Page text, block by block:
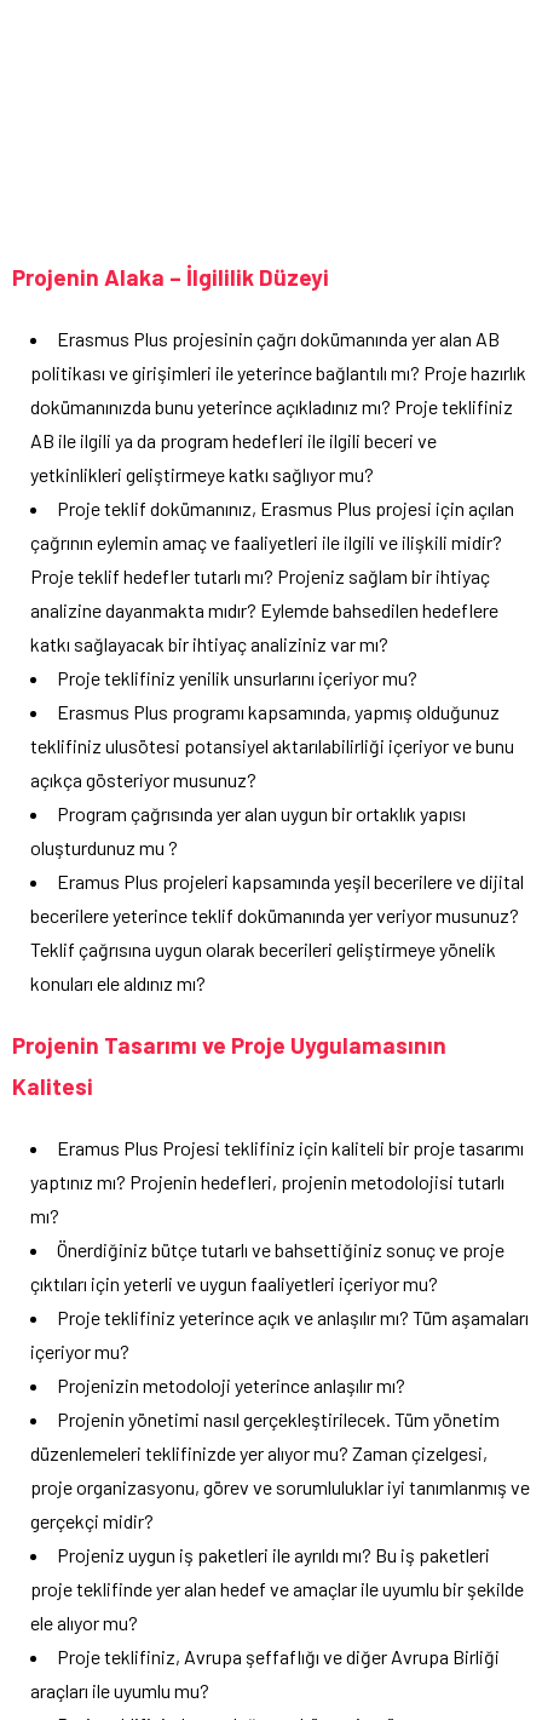
Projenin Alaka – İlgililik Düzeyi
Erasmus Plus projesinin çağrı dokümanında yer alan AB
politikası ve girişimleri ile yeterince bağlantılı mı? Proje hazırlık
dokümanınızda bunu yeterince açıkladınız mı? Proje teklifiniz
AB ile ilgili ya da program hedefleri ile ilgili beceri ve
yetkinlikleri geliştirmeye katkı sağlıyor mu?
Proje teklif dokümanınız, Erasmus Plus projesi için açılan
çağrının eylemin amaç ve faaliyetleri ile ilgili ve ilişkili midir?
Proje teklif hedefler tutarlı mı? Projeniz sağlam bir ihtiyaç
analizine dayanmakta mıdır? Eylemde bahsedilen hedeflere
katkı sağlayacak bir ihtiyaç analiziniz var mı?
Proje teklifiniz yenilik unsurlarını içeriyor mu?
Erasmus Plus programı kapsamında, yapmış olduğunuz
teklifiniz ulusötesi potansiyel aktarılabilirliği içeriyor ve bunu
açıkça gösteriyor musunuz?
Program çağrısında yer alan uygun bir ortaklık yapısı
oluşturdunuz mu ?
Eramus Plus projeleri kapsamında yeşil becerilere ve dijital
becerilere yeterince teklif dokümanında yer veriyor musunuz?
Teklif çağrısına uygun olarak becerileri geliştirmeye yönelik
konuları ele aldınız mı?
Projenin Tasarımı ve Proje Uygulamasının
Kalitesi
Eramus Plus Projesi teklifiniz için kaliteli bir proje tasarımı
yaptınız mı? Projenin hedefleri, projenin metodolojisi tutarlı
mı?
Önerdiğiniz bütçe tutarlı ve bahsettiğiniz sonuç ve proje
çıktıları için yeterli ve uygun faaliyetleri içeriyor mu?
Proje teklifiniz yeterince açık ve anlaşılır mı? Tüm aşamaları
içeriyor mu?
Projenizin metodoloji yeterince anlaşılır mı?
Projenin yönetimi nasıl gerçekleştirilecek. Tüm yönetim
düzenlemeleri teklifinizde yer alıyor mu? Zaman çizelgesi,
proje organizasyonu, görev ve sorumluluklar iyi tanımlanmış ve
gerçekçi midir?
Projeniz uygun iş paketleri ile ayrıldı mı? Bu iş paketleri
proje teklifinde yer alan hedef ve amaçlar ile uyumlu bir şekilde
ele alıyor mu?
Proje teklifiniz, Avrupa şeffaflığı ve diğer Avrupa Birliği
araçları ile uyumlu mu?